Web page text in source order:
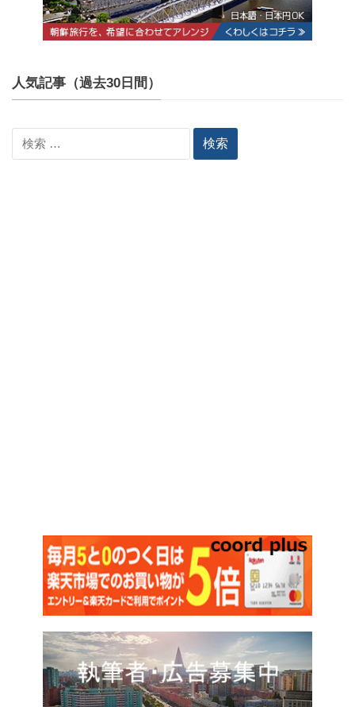
人気記事（過去30日間）